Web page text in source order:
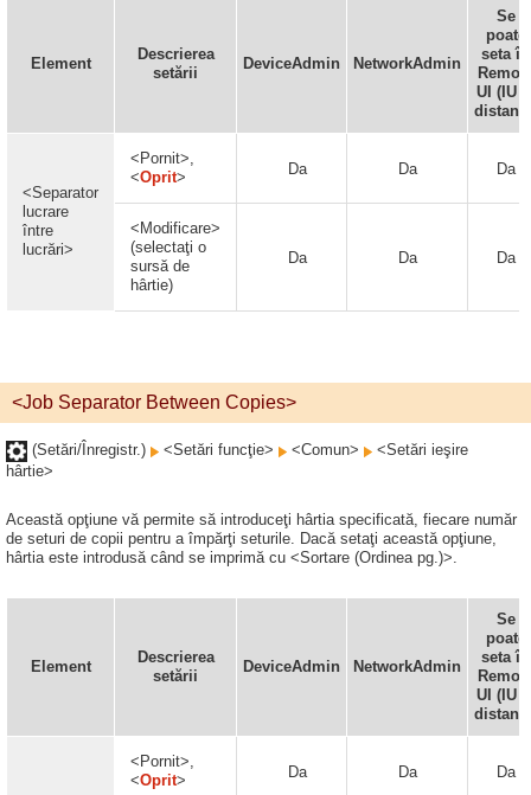
Element
Descrierea
setării
DeviceAdmin NetworkAdmin
Se
poate
seta în
UI (IU
<Separator
lucrare
între
lucrări>
<Pornit>,
<Oprit> Da Da Da
<Modificare>
(selectaţi o
sursă de
hârtie)
Da Da Da
<Job Separator Between Copies>
(Setări/Înregistr.) <Setări funcţie> <Comun>
<Setări ieşire
hârtie>
Această opţiune vă permite să introduceţi hârtia specificată, fiecare număr
de seturi de copii pentru a împărţi seturile. Dacă setaţi această opţiune,
hârtia este introdusă când se imprimă cu <Sortare (Ordinea pg.)>.
Element
Descrierea
setării
DeviceAdmin NetworkAdmin
Se
poate
seta în
UI (IU
<Pornit>,
<Oprit> Da Da Da